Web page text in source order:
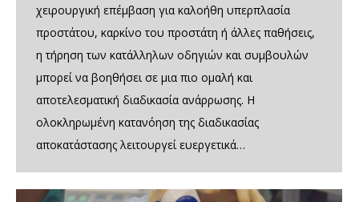
χειρουργική επέμβαση για καλοήθη υπερπλασία
προστάτου, καρκίνο του προστάτη ή άλλες παθήσεις,
η τήρηση των κατάλληλων οδηγιών και συμβουλών
μπορεί να βοηθήσει σε μια πιο ομαλή και
αποτελεσματική διαδικασία ανάρρωσης. Η
ολοκληρωμένη κατανόηση της διαδικασίας
αποκατάστασης λειτουργεί ευεργετικά…